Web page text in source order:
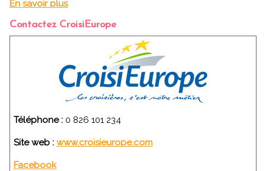
En savoir plus
Contactez CroisiEurope
Téléphone : 0 826 101 234
Site web : www.croisieurope.com
Facebook